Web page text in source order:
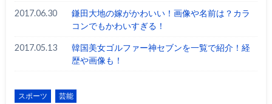
2017.06.30
鎌田大地の嫁がかわいい！画像や名前は？カラ
コンでもかわいすぎる！
2017.05.13
韓国美女ゴルファー神セブンを一覧で紹介！経
歴や画像も！
スポーツ 芸能